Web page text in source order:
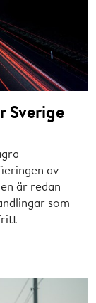
Sverige
av
är redan
som